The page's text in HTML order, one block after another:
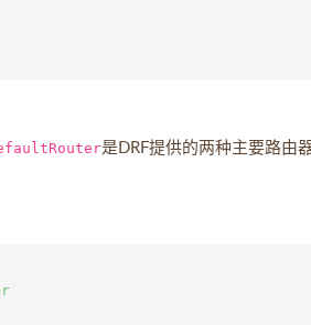
是DRF提供的两种主要路由